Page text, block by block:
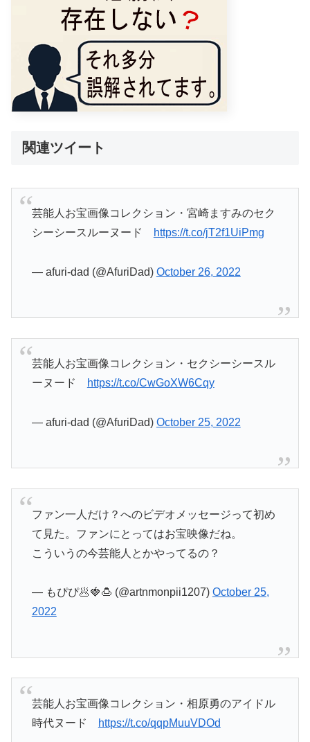
関連ツイート
芸能人お宝画像コレクション・宮崎ますみのセク
シーシースルーヌード
https://t.co/jT2f1UiPmg
— afuri-dad (@AfuriDad) October 26, 2022
芸能人お宝画像コレクション・セクシーシースル
ーヌード
https://t.co/CwGoXW6Cqy
— afuri-dad (@AfuriDad) October 25, 2022
ファン一人だけ？へのビデオメッセージって初め
て見た。ファンにとってはお宝映像だね。
こういうの今芸能人とかやってるの？
— もぴぴ🥟🍓🍮 (@artnmonpii1207) October 25,
2022
芸能人お宝画像コレクション・相原勇のアイドル
時代ヌード
https://t.co/qqpMuuVDOd